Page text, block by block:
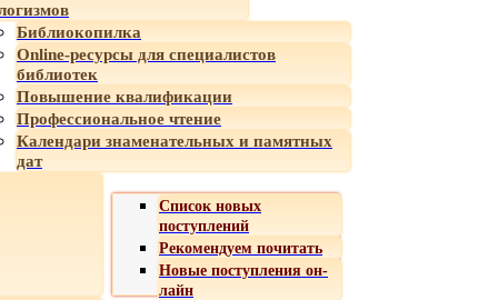
Библиокопилка
Online-ресурсы для специалистов
библиотек
Повышение квалификации
Профессиональное чтение
Календари знаменательных и памятных
дат
Список новых
поступлений
Рекомендуем почитать
Новые поступления он-
лайн